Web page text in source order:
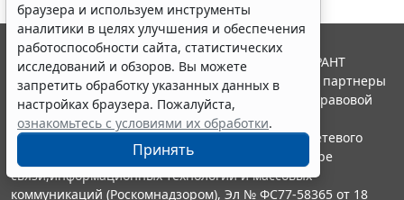
браузера и используем инструменты
аналитики в целях улучшения и обеспечения
работоспособности сайта, статистических
исследований и обзоров. Вы можете
запретить обработку указанных данных в
настройках браузера. Пожалуйста,
ознакомьтесь с условиями их обработки.
Принять
© ООО "НПП "ГАРАНТ-СЕРВИС", 2026. Система ГАРАНТ
выпускается с 1990 года. Компания "Гарант" и ее партнеры
являются участниками Российской ассоциации правовой
информации ГАРАНТ.
Портал ГАРАНТ.РУ зарегистрирован в качестве сетевого
издания Федеральной службой по надзору в сфере
связи,информационных технологий и массовых
коммуникаций (Роскомнадзором), Эл № ФС77-58365 от 18